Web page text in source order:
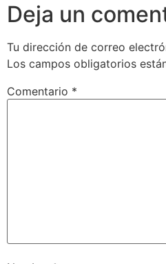
Deja un
Tu dirección de correo
Los campos obligatorios
Comentario *